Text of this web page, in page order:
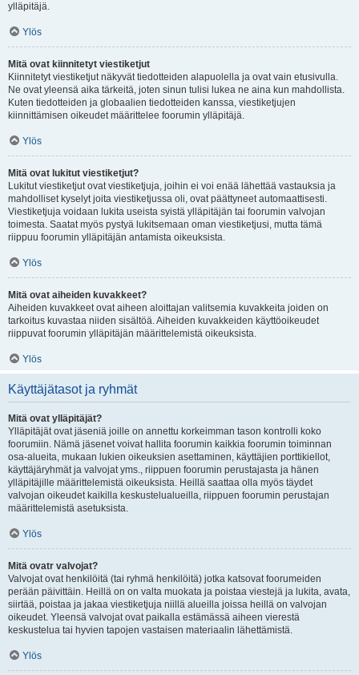
ylläpitäjä.
Ylös
Mitä ovat kiinnitetyt viestiketjut
Kiinnitetyt viestiketjut näkyvät tiedotteiden alapuolella ja ovat vain etusivulla.
Ne ovat yleensä aika tärkeitä, joten sinun tulisi lukea ne aina kun mahdollista.
Kuten tiedotteiden ja globaalien tiedotteiden kanssa, viestiketjujen
kiinnittämisen oikeudet määrittelee foorumin ylläpitäjä.
Ylös
Mitä ovat lukitut viestiketjut?
Lukitut viestiketjut ovat viestiketjuja, joihin ei voi enää lähettää vastauksia ja
mahdolliset kyselyt joita viestiketjussa oli, ovat päättyneet automaattisesti.
Viestiketjuja voidaan lukita useista syistä ylläpitäjän tai foorumin valvojan
toimesta. Saatat myös pystyä lukitsemaan oman viestiketjusi, mutta tämä
riippuu foorumin ylläpitäjän antamista oikeuksista.
Ylös
Mitä ovat aiheiden kuvakkeet?
Aiheiden kuvakkeet ovat aiheen aloittajan valitsemia kuvakkeita joiden on
tarkoitus kuvastaa niiden sisältöä. Aiheiden kuvakkeiden käyttöoikeudet
riippuvat foorumin ylläpitäjän määrittelemistä oikeuksista.
Ylös
Käyttäjätasot ja ryhmät
Mitä ovat ylläpitäjät?
Ylläpitäjät ovat jäseniä joille on annettu korkeimman tason kontrolli koko
foorumiin. Nämä jäsenet voivat hallita foorumin kaikkia foorumin toiminnan
osa-alueita, mukaan lukien oikeuksien asettaminen, käyttäjien porttikiellot,
käyttäjäryhmät ja valvojat yms., riippuen foorumin perustajasta ja hänen
ylläpitäjille määrittelemistä oikeuksista. Heillä saattaa olla myös täydet
valvojan oikeudet kaikilla keskustelualueilla, riippuen foorumin perustajan
määrittelemistä asetuksista.
Ylös
Mitä ovatr valvojat?
Valvojat ovat henkilöitä (tai ryhmä henkilöitä) jotka katsovat foorumeiden
perään päivittäin. Heillä on on valta muokata ja poistaa viestejä ja lukita, avata,
siirtää, poistaa ja jakaa viestiketjuja niillä alueilla joissa heillä on valvojan
oikeudet. Yleensä valvojat ovat paikalla estämässä aiheen vierestä
keskustelua tai hyvien tapojen vastaisen materiaalin lähettämistä.
Ylös